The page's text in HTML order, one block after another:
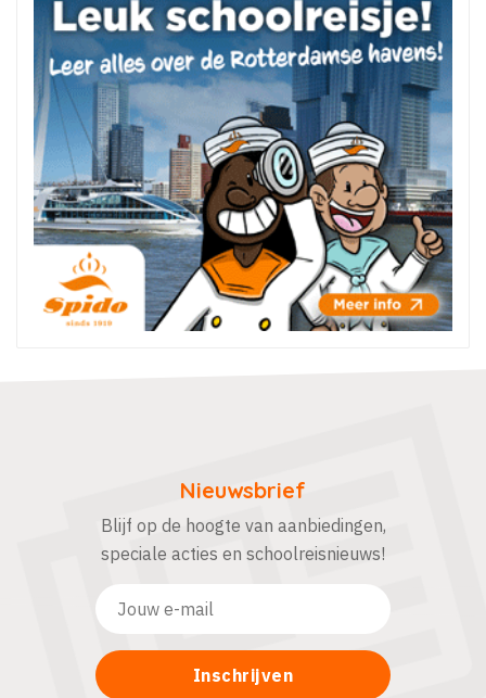
Nieuwsbrief
Blijf op de hoogte van aanbiedingen,
speciale acties en schoolreisnieuws!